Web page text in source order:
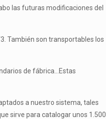
las futuras modificaciones del
También son transportables los
de fábrica…Estas
a nuestro sistema, tales
sirve para catalogar unos 1.500